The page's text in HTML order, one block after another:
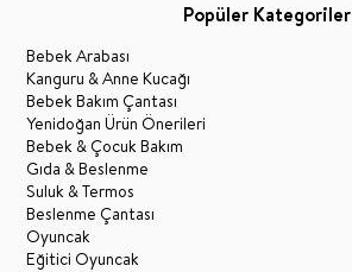
Popüler Kategoriler
Bebek Arabası
Kanguru & Anne Kucağı
Bebek Bakım Çantası
Yenidoğan Ürün Önerileri
Bebek & Çocuk Bakım
Gıda & Beslenme
Suluk & Termos
Beslenme Çantası
Oyuncak
Eğitici Oyuncak